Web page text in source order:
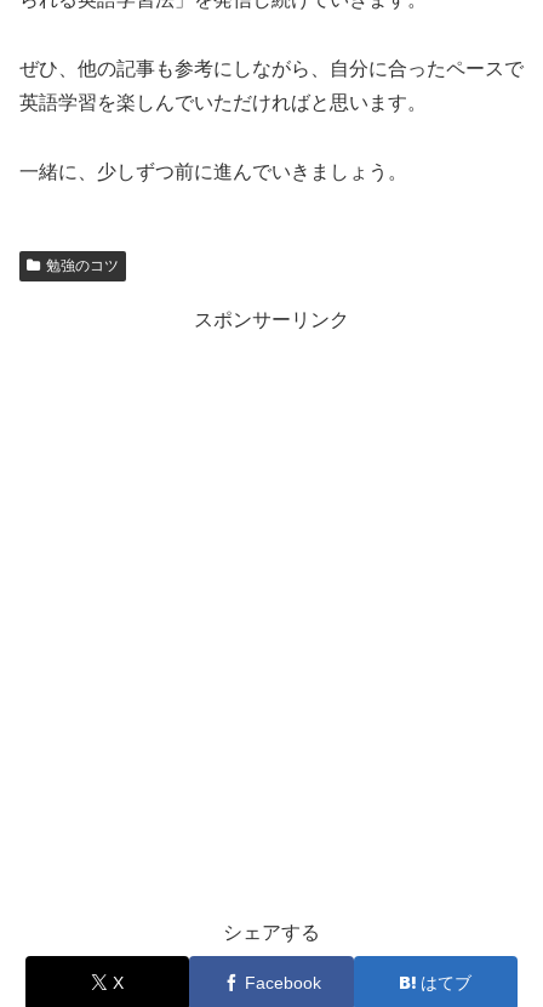
ぜひ、他の記事も参考にしながら、自分に合ったペースで
英語学習を楽しんでいただければと思います。
一緒に、少しずつ前に進んでいきましょう。
勉強のコツ
スポンサーリンク
シェアする
X Facebook はてブ